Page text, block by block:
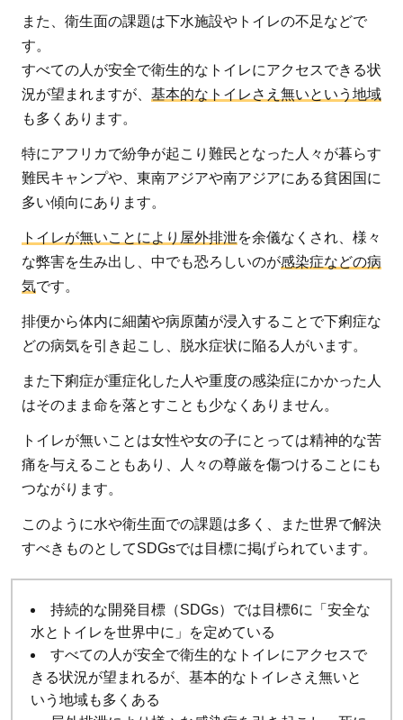
の策
世界水
（3月
22日）
2.1.2
世界ト
イレの
日）
2.1.3
世界津
波の日
5日）
2.2
気
候変動に
関する政
府間パネ
2.2.1
国際水
文学計
画
また、衛生面の課題は下水施設やトイレの不足などで
す。
すべての人が安全で衛生的なトイレにアクセスできる状
況が望まれますが、 基本的なトイレさえ無いという地域
も多くあります。
特にアフリカで紛争が起こり難民となった人々が暮らす
難民キャンプや、東南アジアや南アジアにある貧困国に
多い傾向にあります。
トイレが無いことにより屋外排泄を余儀なくされ、様々
な弊害を生み出し、中でも恐ろしいのが感染症などの病
気です。
排便から体内に細菌や病原菌が浸入することで下痢症な
どの病気を引き起こし、脱水症状に陥る人がいます。
また下痢症が重症化した人や重度の感染症にかかった人
はそのまま命を落とすことも少なくありません。
トイレが無いことは女性や女の子にとっては精神的な苦
痛を与えることもあり、人々の尊厳を傷つけることにも
つながります。
このように水や衛生面での課題は多く、また世界で解決
すべきものとしてSDGsでは目標に掲げられています。
持続的な開発目標（SDGs）では目標6に「安全な
水とトイレを世界中に」を定めている
すべての人が安全で衛生的なトイレにアクセスで
きる状況が望まれるが、基本的なトイレさえ無いと
いう地域も多くある